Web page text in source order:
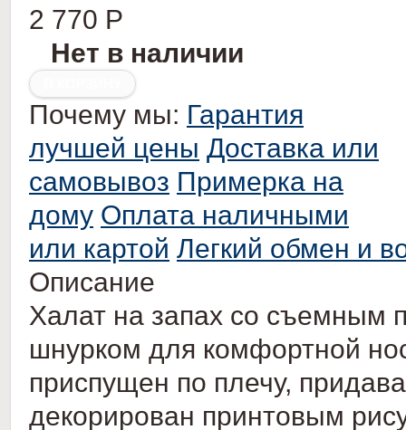
2 770 Р
Нет в наличии
Почему мы: Гарантия
лучшей цены Доставка или
самовывоз Примерка на
дому Оплата наличными
или картой Легкий обмен и
Описание
Халат на запах со съемным
шнурком для комфортной
приспущен по плечу,
декорирован принтовым